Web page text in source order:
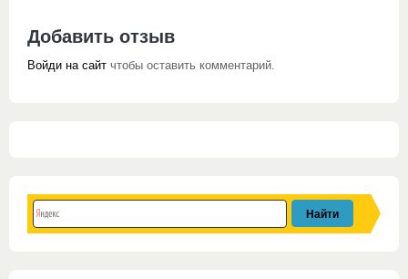
Добавить отзыв
Войди на сайт чтобы оставить комментарий.